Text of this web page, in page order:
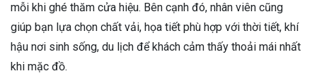
mỗi khi ghé thăm cửa hiệu. Bên cạnh đó, nhân viên cũng
giúp bạn lựa chọn chất vải, họa tiết phù hợp với thời tiết, khí
hậu nơi sinh sống, du lịch để khách cảm thấy thoải mái nhất
khi mặc đồ.